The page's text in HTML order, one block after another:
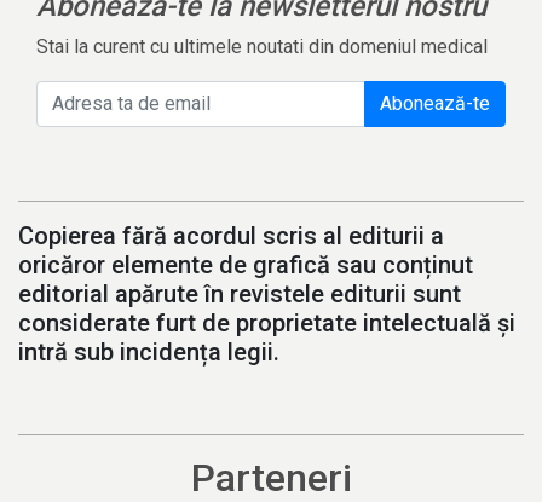
Stai la curent cu ultimele noutati din domeniul medical
Abonează-te
Copierea fără acordul scris al editurii a
oricăror elemente de grafică sau conținut
editorial apărute în revistele editurii sunt
considerate furt de proprietate intelectuală și
intră sub incidența legii.
Parteneri